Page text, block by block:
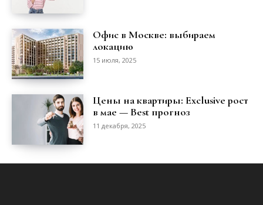
Офис в Москве: выбираем
локацию
15 июля, 2025
Цены на квартиры: Exclusive рост
в мае — Best прогноз
11 декабря, 2025